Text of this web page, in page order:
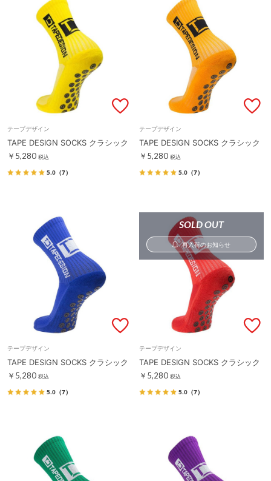
テープデザイン
TAPE DESIGN SOCKS クラシック
￥5,280 税込
5.0 （7）
テープデザイン
TAPE DESIGN SOCKS クラシック
￥5,280 税込
5.0 （7）
テープデザイン
TAPE DESIGN SOCKS クラシック
￥5,280 税込
5.0 （7）
SOLD OUT
再入荷のお知らせ
テープデザイン
TAPE DESIGN SOCKS クラシック
￥5,280 税込
5.0 （7）